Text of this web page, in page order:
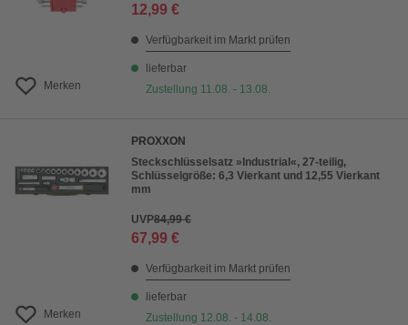
Merken
12,99 €
Verfügbarkeit im Markt prüfen
lieferbar
Zustellung 11.08. - 13.08.
Merken
PROXXON
Steckschlüsselsatz »Industrial«, 27-teilig,
Schlüsselgröße: 6,3 Vierkant und 12,55 Vierkant
mm
UVP84,99 €
67,99 €
Verfügbarkeit im Markt prüfen
lieferbar
Zustellung 12.08. - 14.08.